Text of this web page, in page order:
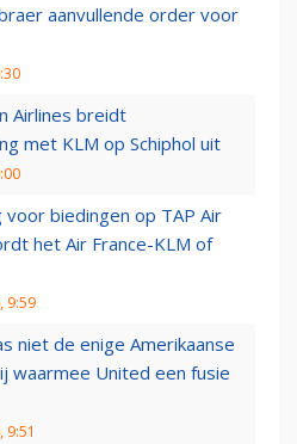
aanvullende order voor
Airlines breidt
met KLM op Schiphol uit
voor biedingen op TAP Air
het Air France-KLM of
9:59
niet de enige Amerikaanse
waarmee United een fusie
9:51